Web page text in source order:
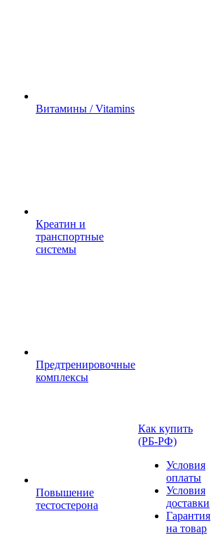
Витамины / Vitamins
Креатин и
транспортные
системы
Предтренировочные
комплексы
Повышение
тестостерона
Как купить
(РБ-РФ)
Условия
оплаты
Условия
доставки
Гарантия
на товар